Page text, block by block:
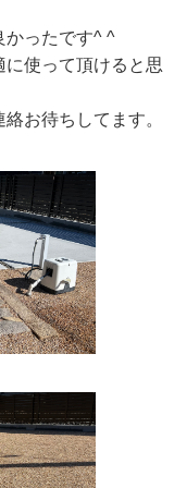
かったです^ ^
に使って頂けると思
お待ちしてます。